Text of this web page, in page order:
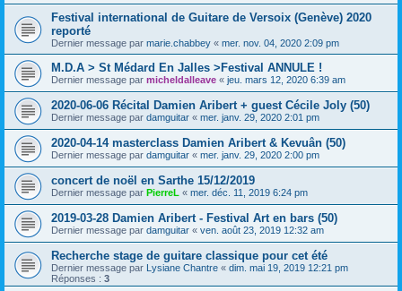
Festival international de Guitare de Versoix (Genève) 2020
reporté
Dernier message par marie.chabbey « mer. nov. 04, 2020 2:09 pm
M.D.A > St Médard En Jalles >Festival ANNULE !
Dernier message par micheldalleave « jeu. mars 12, 2020 6:39 am
2020-06-06 Récital Damien Aribert + guest Cécile Joly (50)
Dernier message par damguitar « mer. janv. 29, 2020 2:01 pm
2020-04-14 masterclass Damien Aribert & Kevuân (50)
Dernier message par damguitar « mer. janv. 29, 2020 2:00 pm
concert de noël en Sarthe 15/12/2019
Dernier message par PierreL « mer. déc. 11, 2019 6:24 pm
2019-03-28 Damien Aribert - Festival Art en bars (50)
Dernier message par damguitar « ven. août 23, 2019 12:32 am
Recherche stage de guitare classique pour cet été
Dernier message par Lysiane Chantre « dim. mai 19, 2019 12:21 pm
Réponses : 3